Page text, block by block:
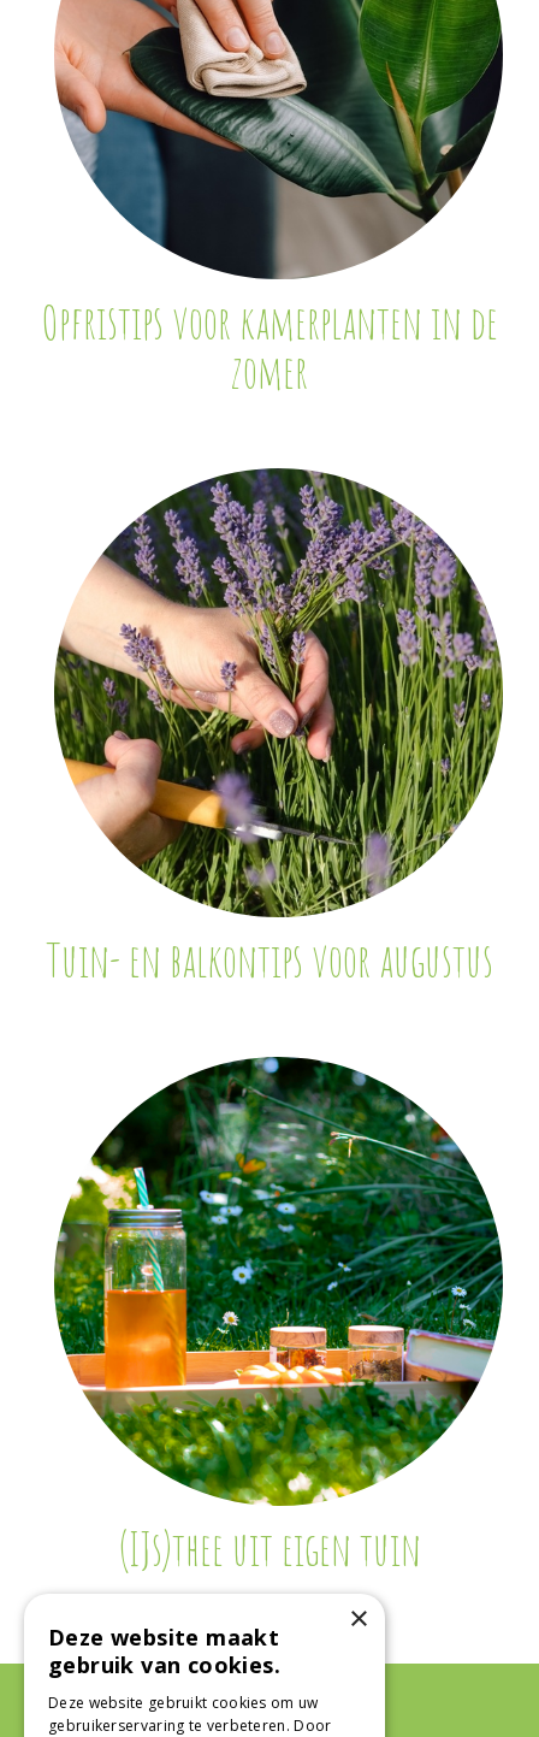
Opfristips voor kamerplanten in de
zomer
Tuin- en balkontips voor augustus
(IJs)thee uit eigen tuin
×
Deze website maakt
gebruik van cookies.
Deze website gebruikt cookies om uw
gebruikerservaring te verbeteren. Door